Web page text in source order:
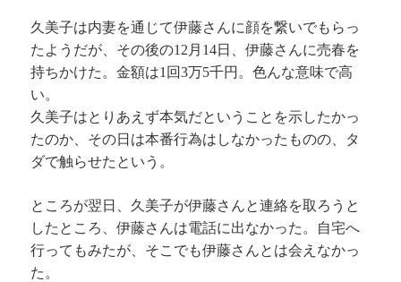
久美子は内妻を通じて伊藤さんに顔を繋いでもらっ
たようだが、その後の12月14日、伊藤さんに売春を
持ちかけた。金額は1回3万5千円。色んな意味で高
い。
久美子はとりあえず本気だということを示したかっ
たのか、その日は本番行為はしなかったものの、タ
ダで触らせたという。
ところが翌日、久美子が伊藤さんと連絡を取ろうと
したところ、伊藤さんは電話に出なかった。自宅へ
行ってもみたが、そこでも伊藤さんとは会えなかっ
た。